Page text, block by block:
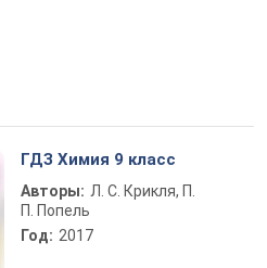
ГДЗ Химия 9 класс
Авторы: Л. С. Крикля, П.
П. Попель
Год: 2017